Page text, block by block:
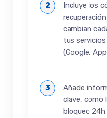
Incluye los
cambian
tus
(Google,
Añade
clave, como
bloqueo